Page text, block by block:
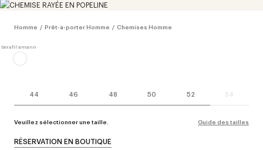
Homme / Prêt-à-porter Homme / Chemises Homme
44 46 48 50 52 54
Veuillez sélectionner une taille. Guide des tailles
RÉSERVATION EN BOUTIQUE